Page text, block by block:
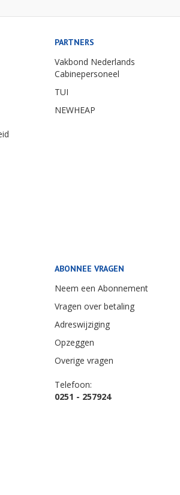
PARTNERS
Vakbond Nederlands
Cabinepersoneel
TUI
NEWHEAP
ABONNEE VRAGEN
Neem een Abonnement
Vragen over betaling
Adreswijziging
Opzeggen
Overige vragen
Telefoon:
0251 - 257924